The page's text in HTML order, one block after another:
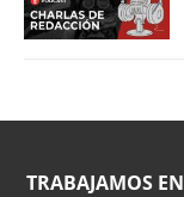
TRABAJAMOS EN